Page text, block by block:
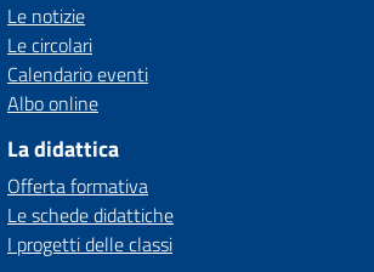
Le notizie
Le circolari
Calendario eventi
Albo online
La didattica
Offerta formativa
Le schede didattiche
I progetti delle classi